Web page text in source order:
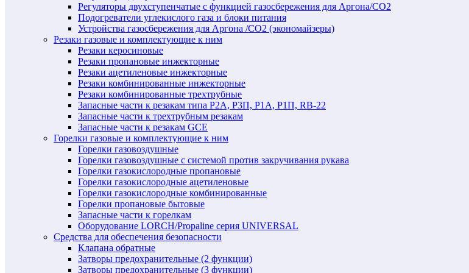
Регуляторы двухступенчатые c функцией газосбережения для Аргона/СО2
Подогреватели углекислого газа и блоки питания
Устройства газосбережения для Аргона /СО2 (экономайзеры)
Резаки газовые и комплектующие к ним
Резаки керосиновые
Резаки пропановые инжекторные
Резаки ацетиленовые инжекторные
Резаки комбинированные инжекторные
Резаки комбинированные трехтрубные
Запасные части к резакам типа Р2А, Р3П, Р1А, Р1П, RB-22
Запасные части к трехтрубным резакам
Запасные части к резакам GCE
Горелки газовые и комплектующие к ним
Горелки газовоздушные
Горелки газовоздушные с системой против закручивания рукава
Горелки газокислородные пропановые
Горелки газокислородные ацетиленовые
Горелки газокислородные комбинированные
Горелки пропановые бытовые
Запасные части к горелкам
Оборудование LORCH/Propaline серия UNIVERSAL
Средства для обеспечения безопасности
Клапана обратные
Затворы предохранительные (2 функции)
Затворы предохранительные (3 функции)